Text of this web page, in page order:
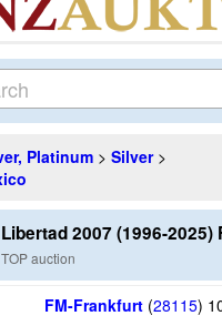
Platinum > Silver>
2007 (1996-2025)
TOP auction
FM-Frankfurt (28115)